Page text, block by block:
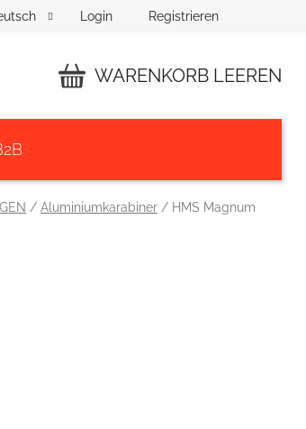
Login Registrieren
WARENKORB LEEREN
/ Aluminiumkarabiner / HMS Magnum